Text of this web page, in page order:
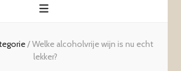
/Welke alcoholvrije wijn is nu echt
lekker?